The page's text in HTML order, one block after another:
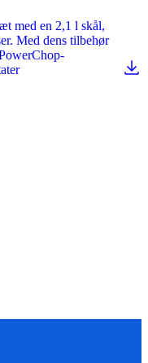
med en 2,1 l skål,
Med dens tilbehør